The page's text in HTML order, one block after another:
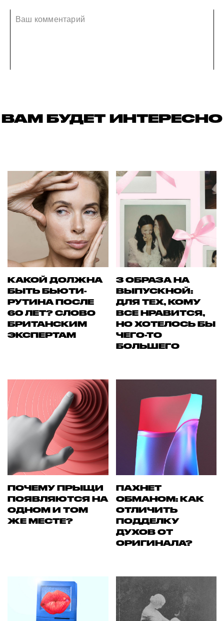
ВАМ БУДЕТ ИНТЕРЕСНО
КАКОЙ ДОЛЖНА
БЫТЬ БЬЮТИ-
РУТИНА ПОСЛЕ
60 ЛЕТ? СЛОВО
БРИТАНСКИМ
ЭКСПЕРТАМ
3 ОБРАЗА НА
ВЫПУСКНОЙ:
ДЛЯ ТЕХ, КОМУ
ВСЕ НРАВИТСЯ,
НО ХОТЕЛОСЬ БЫ
ЧЕГО-ТО
БОЛЬШЕГО
ПОЧЕМУ ПРЫЩИ
ПОЯВЛЯЮТСЯ НА
ОДНОМ И ТОМ
ЖЕ МЕСТЕ?
ПАХНЕТ
ОБМАНОМ: КАК
ОТЛИЧИТЬ
ПОДДЕЛКУ
ДУХОВ ОТ
ОРИГИНАЛА?